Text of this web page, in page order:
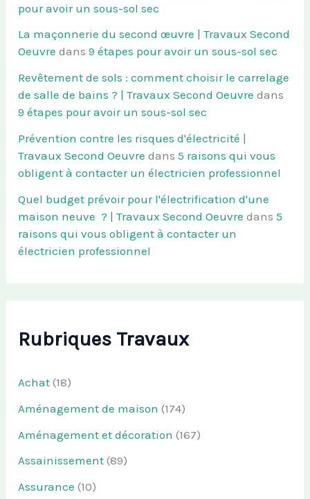
pour avoir un sous-sol sec
La maçonnerie du second œuvre | Travaux Second
Oeuvre dans9 étapes pour avoir un sous-sol sec
Revêtement de sols : comment choisir le carrelage
de salle de bains ? | Travaux Second Oeuvre dans
9 étapes pour avoir un sous-sol sec
Prévention contre les risques d'électricité |
Travaux Second Oeuvre dans5 raisons qui vous
obligent à contacter un électricien professionnel
Quel budget prévoir pour l'électrification d'une
maison neuve ? | Travaux Second Oeuvre dans5
raisons qui vous obligent à contacter un
électricien professionnel
Rubriques Travaux
Achat (18)
Aménagement de maison (174)
Aménagement et décoration (167)
Assainissement (89)
Assurance (10)